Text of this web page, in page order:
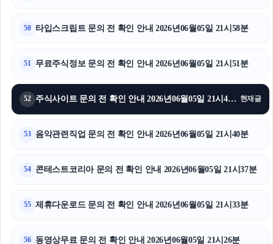
구리하수구막힘
50 타입스크립트 문의 전 확인 안내 2026년06월05일 21시58분
51 무료주식정보 문의 전 확인 안내 2026년06월05일 21시51분
52 주식사이트 문의 전 확인 안내 2026년06월05일 21시48분 현재글
53 음악관련직업 문의 전 확인 안내 2026년06월05일 21시40분
54 콘테스트코리아 문의 전 확인 안내 2026년06월05일 21시37분
55 제휴다운로드 문의 전 확인 안내 2026년06월05일 21시33분
56 동영상무료 문의 전 확인 안내 2026년06월05일 21시26분